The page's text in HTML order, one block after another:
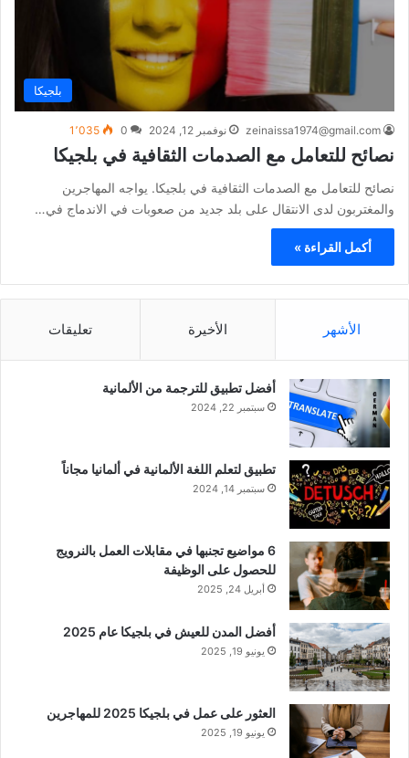
بلجيكا
zeinaissa1974@gmail.com نوفمبر 12, 2024 0 1٬035
نصائح للتعامل مع الصدمات الثقافية في بلجيكا
نصائح للتعامل مع الصدمات الثقافية في بلجيكا. يواجه المهاجرين
والمغتربون لدى الانتقال على بلد جديد من صعوبات في الاندماج في…
أكمل القراءة »
الأشهر الأخيرة تعليقات
أفضل تطبيق للترجمة من الألمانية
سبتمبر 22, 2024
تطبيق لتعلم اللغة الألمانية في ألمانيا مجاناً
سبتمبر 14, 2024
6 مواضيع تجنبها في مقابلات العمل بالنرويج
للحصول على الوظيفة
أبريل 24, 2025
أفضل المدن للعيش في بلجيكا عام 2025
يونيو 19, 2025
العثور على عمل في بلجيكا 2025 للمهاجرين
يونيو 19, 2025